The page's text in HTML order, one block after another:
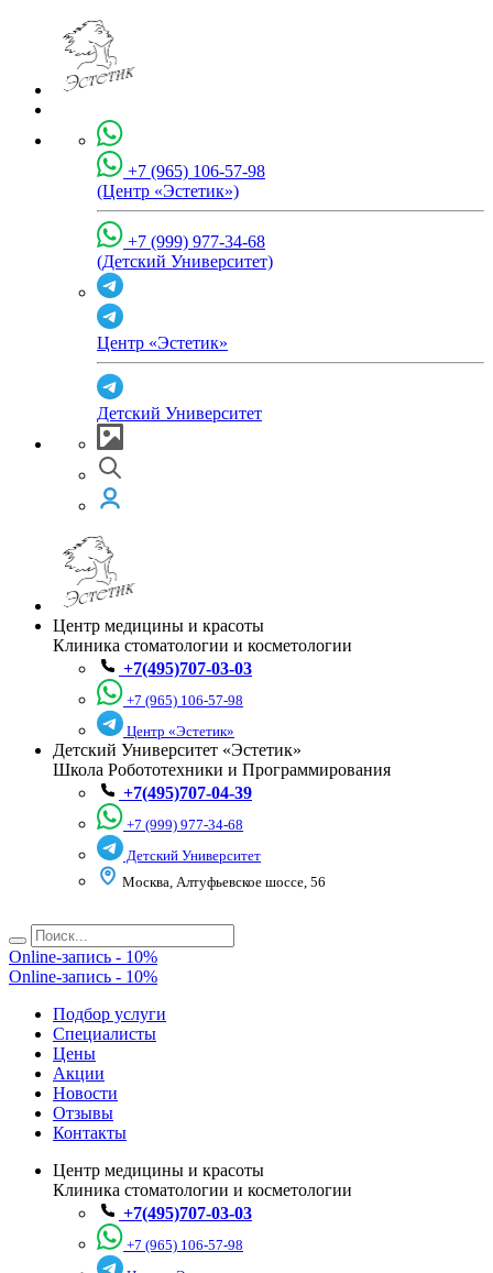
+7 (965) 106-57-98
(Центр «Эстетик»)
+7 (999) 977-34-68
(Детский Университет)
Центр «Эстетик»
Детский Университет
Центр медицины и красоты
Клиника стоматологии и косметологии
+7(495)707-03-03
+7 (965) 106-57-98
Центр «Эстетик»
Детский Университет «Эстетик»
Школа Робототехники и Программирования
+7(495)707-04-39
+7 (999) 977-34-68
Детский Университет
Москва, Алтуфьевское шоссе, 56
Online-запись - 10%
Online-запись - 10%
Подбор услуги
Специалисты
Цены
Акции
Новости
Отзывы
Контакты
Центр медицины и красоты
Клиника стоматологии и косметологии
+7(495)707-03-03
+7 (965) 106-57-98